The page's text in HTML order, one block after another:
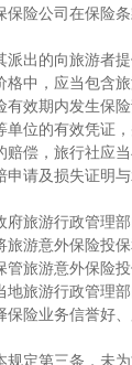
公司在保险条
的向旅游者提
，应当包含旅
期内发生保险
位的有效凭证
，旅行社应当
请及损失证明
游行政管理部
游意外保险投
游意外保险投
旅游行政管理部
业务信誉好、
第三条，未为